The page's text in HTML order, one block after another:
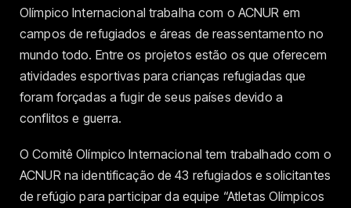
Olímpico Internacional trabalha com o ACNUR em
campos de refugiados e áreas de reassentamento no
mundo todo. Entre os projetos estão os que oferecem
atividades esportivas para crianças refugiadas que
foram forçadas a fugir de seus países devido a
conflitos e guerra.
O Comitê Olímpico Internacional tem trabalhado com o
ACNUR na identificação de 43 refugiados e solicitantes
de refúgio para participar da equipe “Atletas Olímpicos